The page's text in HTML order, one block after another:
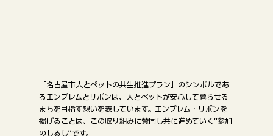
「名古屋市人とペットの共生推進プラン」のシンボルであ
るエンブレムとリボンは、人とペットが安心して暮らせる
まちを目指す想いを表しています。エンブレム・リボンを
掲げることは、この取り組みに賛同し共に進めていく“参加
のしるし”です。